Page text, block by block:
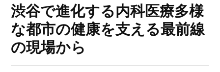
渋谷で進化する内科医療多様
な都市の健康を支える最前線
の現場から